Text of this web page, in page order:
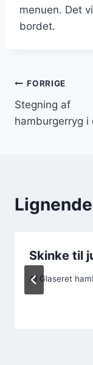
menuen. Det
bordet.
FORRIGE
Stegning af
hamburgerryg i
Skinke til
Af Glaseret